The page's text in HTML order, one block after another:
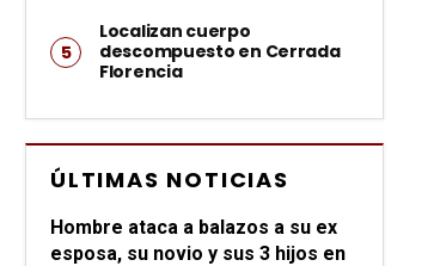
Localizan cuerpo
descompuesto en Cerrada
Florencia
ÚLTIMAS NOTICIAS
Hombre ataca a balazos a su ex
esposa, su novio y sus 3 hijos en